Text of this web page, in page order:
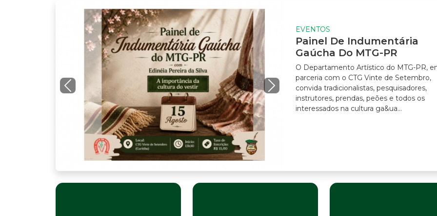
EVENTOS
Painel De Indumentária
Gaúcha Do MTG-PR
O Departamento Artístico do MTG-PR, em
parceria com o CTG Vinte de Setembro,
convida tradicionalistas, pesquisadores,
instrutores, prendas, peões e todos os
interessados na cultura ga&ua...